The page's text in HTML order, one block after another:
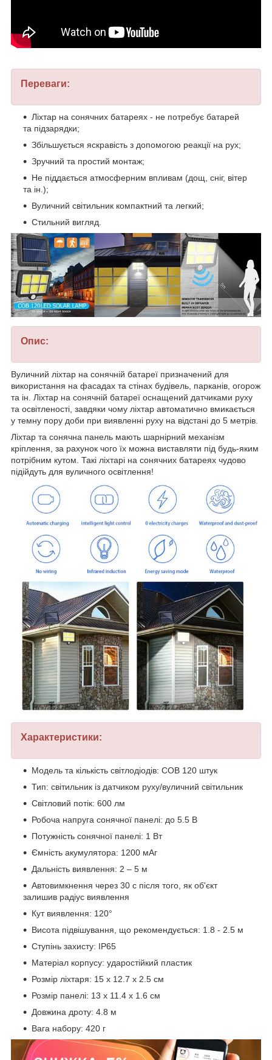
Переваги:
Ліхтар на сонячних батареях - не потребує батарей
та підзарядки;
Збільшується яскравість з допомогою реакції на рух;
Зручний та простий монтаж;
Не піддається атмосферним впливам (дощ, сніг, вітер
та ін.);
Вуличний світильник компактний та легкий;
Стильний вигляд.
Опис:
Вуличний ліхтар на сонячній батареї призначений для
використання на фасадах та стінах будівель, парканів, огорож
та ін. Ліхтар на сонячній батареї оснащений датчиками руху
та освітленості, завдяки чому ліхтар автоматично вмикається
у темну пору доби при виявленні руху на відстані до 5 метрів.
Ліхтар та сонячна панель мають шарнірний механізм
кріплення, за рахунок чого їх можна виставляти під будь-яким
потрібним кутом. Такі ліхтарі на сонячних батареях чудово
підійдуть для вуличного освітлення!
Характеристики:
Модель та кількість світлодіодів: COB 120 штук
Тип: світильник із датчиком руху/вуличний світильник
Світловий потік: 600 лм
Робоча напруга сонячної панелі: до 5.5 В
Потужність сонячної панелі: 1 Вт
Ємність акумулятора: 1200 мАг
Дальність виявлення: 2 – 5 м
Автовимкнення через 30 с після того, як об'єкт
залишив радіус виявлення
Кут виявлення: 120°
Висота підвішування, що рекомендується: 1.8 - 2.5 м
Ступінь захисту: IP65
Матеріал корпусу: ударостійкий пластик
Розмір ліхтаря: 15 х 12.7 х 2.5 см
Розмір панелі: 13 х 11.4 х 1.6 см
Довжина дроту: 4.8 м
Вага набору: 420 г